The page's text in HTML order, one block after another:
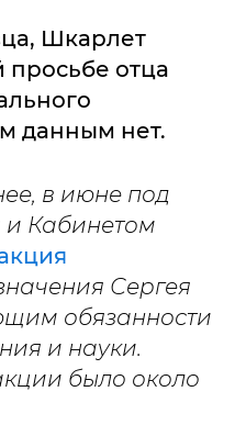
Шкарлет
просьбе отца
данным нет.
в июне под
Кабинетом
Сергея
обязанности
и науки.
было около